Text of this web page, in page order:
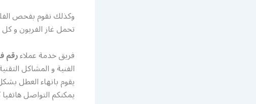
وكذلك نقوم بفحص
تحمل غاز الفريون و
فريق خدمة عملاءرقم
الفنية و المشاكل
يقوم بانهاء العطل
يمكنكم التواصل